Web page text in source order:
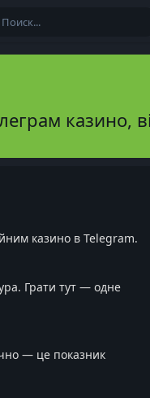
казино,
казино в Telegram.
Грати тут — одне
— це показник